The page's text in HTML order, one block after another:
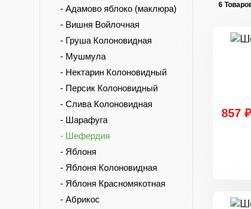
- Адамово яблоко (маклюра)
- Вишня Войлочная
- Груша Колоновидная
- Мушмула
- Нектарин Колоновидный
- Персик Колоновидный
- Слива Колоновидная
- Шарафуга
- Шефердия
- Яблоня
- Яблоня Колоновидная
- Яблоня Красномякотная
- Абрикос
6
857 ₽